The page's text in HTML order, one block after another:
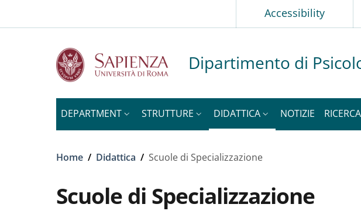
Slim topAccessibility
Dipartimento di
DEPARTMENT STRUTTURE DIDATTICA NOTIZIE RICERCA
Breadcrumb
Home / Didattica / Scuole di Specializzazione
Scuole di Specializzazione